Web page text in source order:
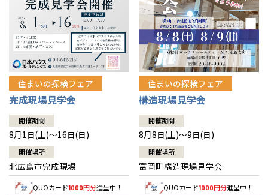
冷暖房標準装備
24時間対応コールセンター
デザイン賞各種受賞
セントラルヒーティング
暮らし方提案
住まいのコラム
住まいのお手入れ集
展示場案内
ワザックとは
高い信頼性
安心の管理体制
ギャラリー
会社情報
会社情報 トップ
ニュースリリース
代表ごあいさつ
企業理念
会社概要
お問い合わせ
会員サイト
住まいの探検フェア
完成現場見学会
開催期間
8月1日(土)～16日(日)
開催場所
北広島市完成現場
QUOカード1000円分進呈中！
住まいの探検フェア
構造現場見学会
開催期間
8月8日(土)～9日(日)
開催場所
富岡町構造現場見学会
QUOカード1000円分進呈中！